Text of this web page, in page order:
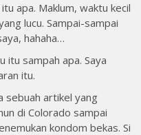
apa. Maklum, waktu kecil
lucu. Sampai-sampai
hahaha…
itu sampah apa. Saya
itu.
sebuah artikel yang
di Colorado sampai
kondom bekas. Si